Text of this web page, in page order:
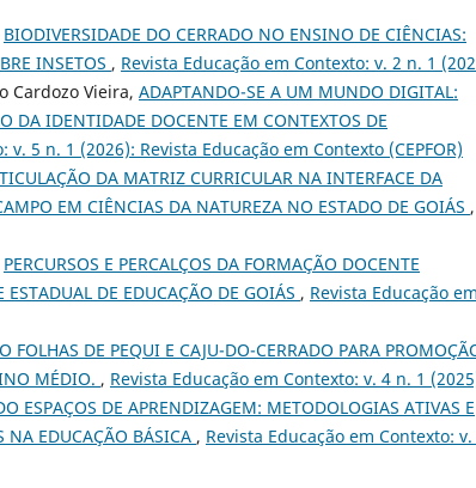
BIODIVERSIDADE DO CERRADO NO ENSINO DE CIÊNCIAS:
INSETOS , Revista Educação em Contexto: v. 2 n. 1
Cardozo Vieira, ADAPTANDO-SE A UM MUNDO DIGITAL:
DA IDENTIDADE DOCENTE EM CONTEXTOS DE
v. 5 n. 1 (2026): Revista Educação em Contexto (CEPFOR)
DA MATRIZ CURRICULAR NA INTERFACE DA
EM CIÊNCIAS DA NATUREZA NO ESTADO DE GOIÁS ,
PERCURSOS E PERCALÇOS DA FORMAÇÃO DOCENTE
DE EDUCAÇÃO DE GOIÁS , Revista Educação em
FOLHAS DE PEQUI E CAJU-DO-CERRADO PARA
MÉDIO. , Revista Educação em Contexto: v. 4 n. 1
ESPAÇOS DE APRENDIZAGEM: METODOLOGIAS ATIVAS E
NA EDUCAÇÃO BÁSICA , Revista Educação em Contexto: